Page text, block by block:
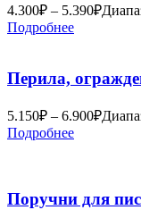
4.300₽ – 5.390₽
Подробнее
Перила,
5.150₽ – 6.900₽
Подробнее
Поручни для